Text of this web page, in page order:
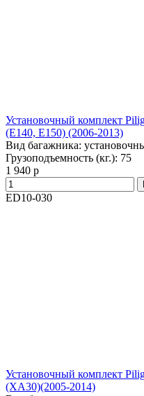
Установочный комплект
(E140, E150) (2006-2013)
Вид багажника:
Грузоподъемность (кг.): 75
1 940 р
ED10-030
Установочный комплект
(XA30)(2005-2014)